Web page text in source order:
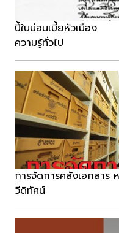
ปี้ในบ่อนเบี้ยหัวเมือง
ความรู้ทั่วไป
การจัดการคลังเอกสาร
วีดิทัศน์